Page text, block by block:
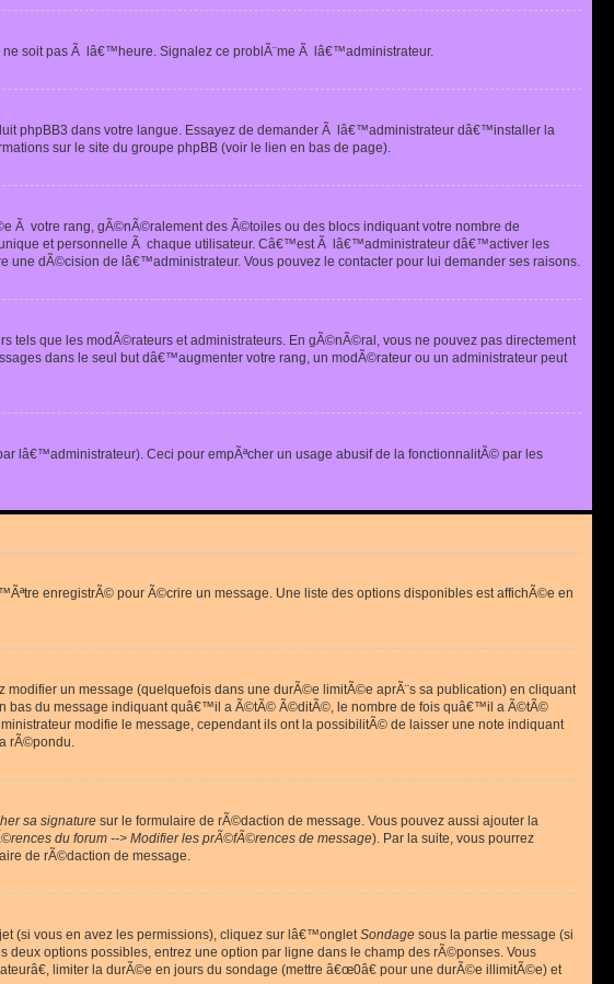
soit pas Ã lâ€™heure. Signalez ce problÃ¨me Ã lâ€™administrateur.
phpBB3 dans votre langue. Essayez de demander Ã lâ€™administrateur dâ€™installer la
sur le site du groupe phpBB (voir le lien en bas de page).
Ã votre rang, gÃ©nÃ©ralement des Ã©toiles ou des blocs indiquant votre nombre de
et personnelle Ã chaque utilisateur. Câ€™est Ã lâ€™administrateur dâ€™activer les
dÃ©cision de lâ€™administrateur. Vous pouvez le contacter pour lui demander ses raisons.
que les modÃ©rateurs et administrateurs. En gÃ©nÃ©ral, vous ne pouvez pas directement
dans le seul but dâ€™augmenter votre rang, un modÃ©rateur ou un administrateur peut
lâ€™administrateur). Ceci pour empÃªcher un usage abusif de la fonctionnalitÃ© par les
enregistrÃ© pour Ã©crire un message. Une liste des options disponibles est affichÃ©e en
un message (quelquefois dans une durÃ©e limitÃ©e aprÃ¨s sa publication) en cliquant
du message indiquant quâ€™il a Ã©tÃ© Ã©ditÃ©, le nombre de fois quâ€™il a Ã©tÃ©
modifie le message, cependant ils ont la possibilitÃ© de laisser une note indiquant
rÃ©pondu.
sa signature sur le formulaire de rÃ©daction de message. Vous pouvez aussi ajouter la
du forum --> Modifier les prÃ©fÃ©rences de message). Par la suite, vous pourrez
de rÃ©daction de message.
(si vous en avez les permissions), cliquez sur lâ€™ongletSondage sous la partie message (si
options possibles, entrez une option par ligne dans le champ des rÃ©ponses. Vous
limiter la durÃ©e en jours du sondage (mettre â€œ0â€ pour une durÃ©e illimitÃ©e) et